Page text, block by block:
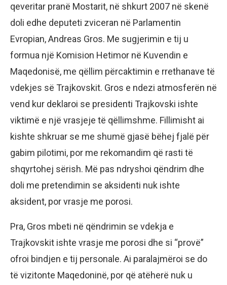
qeveritar pranë Mostarit, në shkurt 2007 në skenë
doli edhe deputeti zviceran në Parlamentin
Evropian, Andreas Gros. Me sugjerimin e tij u
formua një Komision Hetimor në Kuvendin e
Maqedonisë, me qëllim përcaktimin e rrethanave të
vdekjes së Trajkovskit. Gros e ndezi atmosferën në
vend kur deklaroi se presidenti Trajkovski ishte
viktimë e një vrasjeje të qëllimshme. Fillimisht ai
kishte shkruar se me shumë gjasë bëhej fjalë për
gabim pilotimi, por me rekomandim që rasti të
shqyrtohej sërish. Më pas ndryshoi qëndrim dhe
doli me pretendimin se aksidenti nuk ishte
aksident, por vrasje me porosi.
Pra, Gros mbeti në qëndrimin se vdekja e
Trajkovskit ishte vrasje me porosi dhe si “provë”
ofroi bindjen e tij personale. Ai paralajmëroi se do
të vizitonte Maqedoninë, por që atëherë nuk u